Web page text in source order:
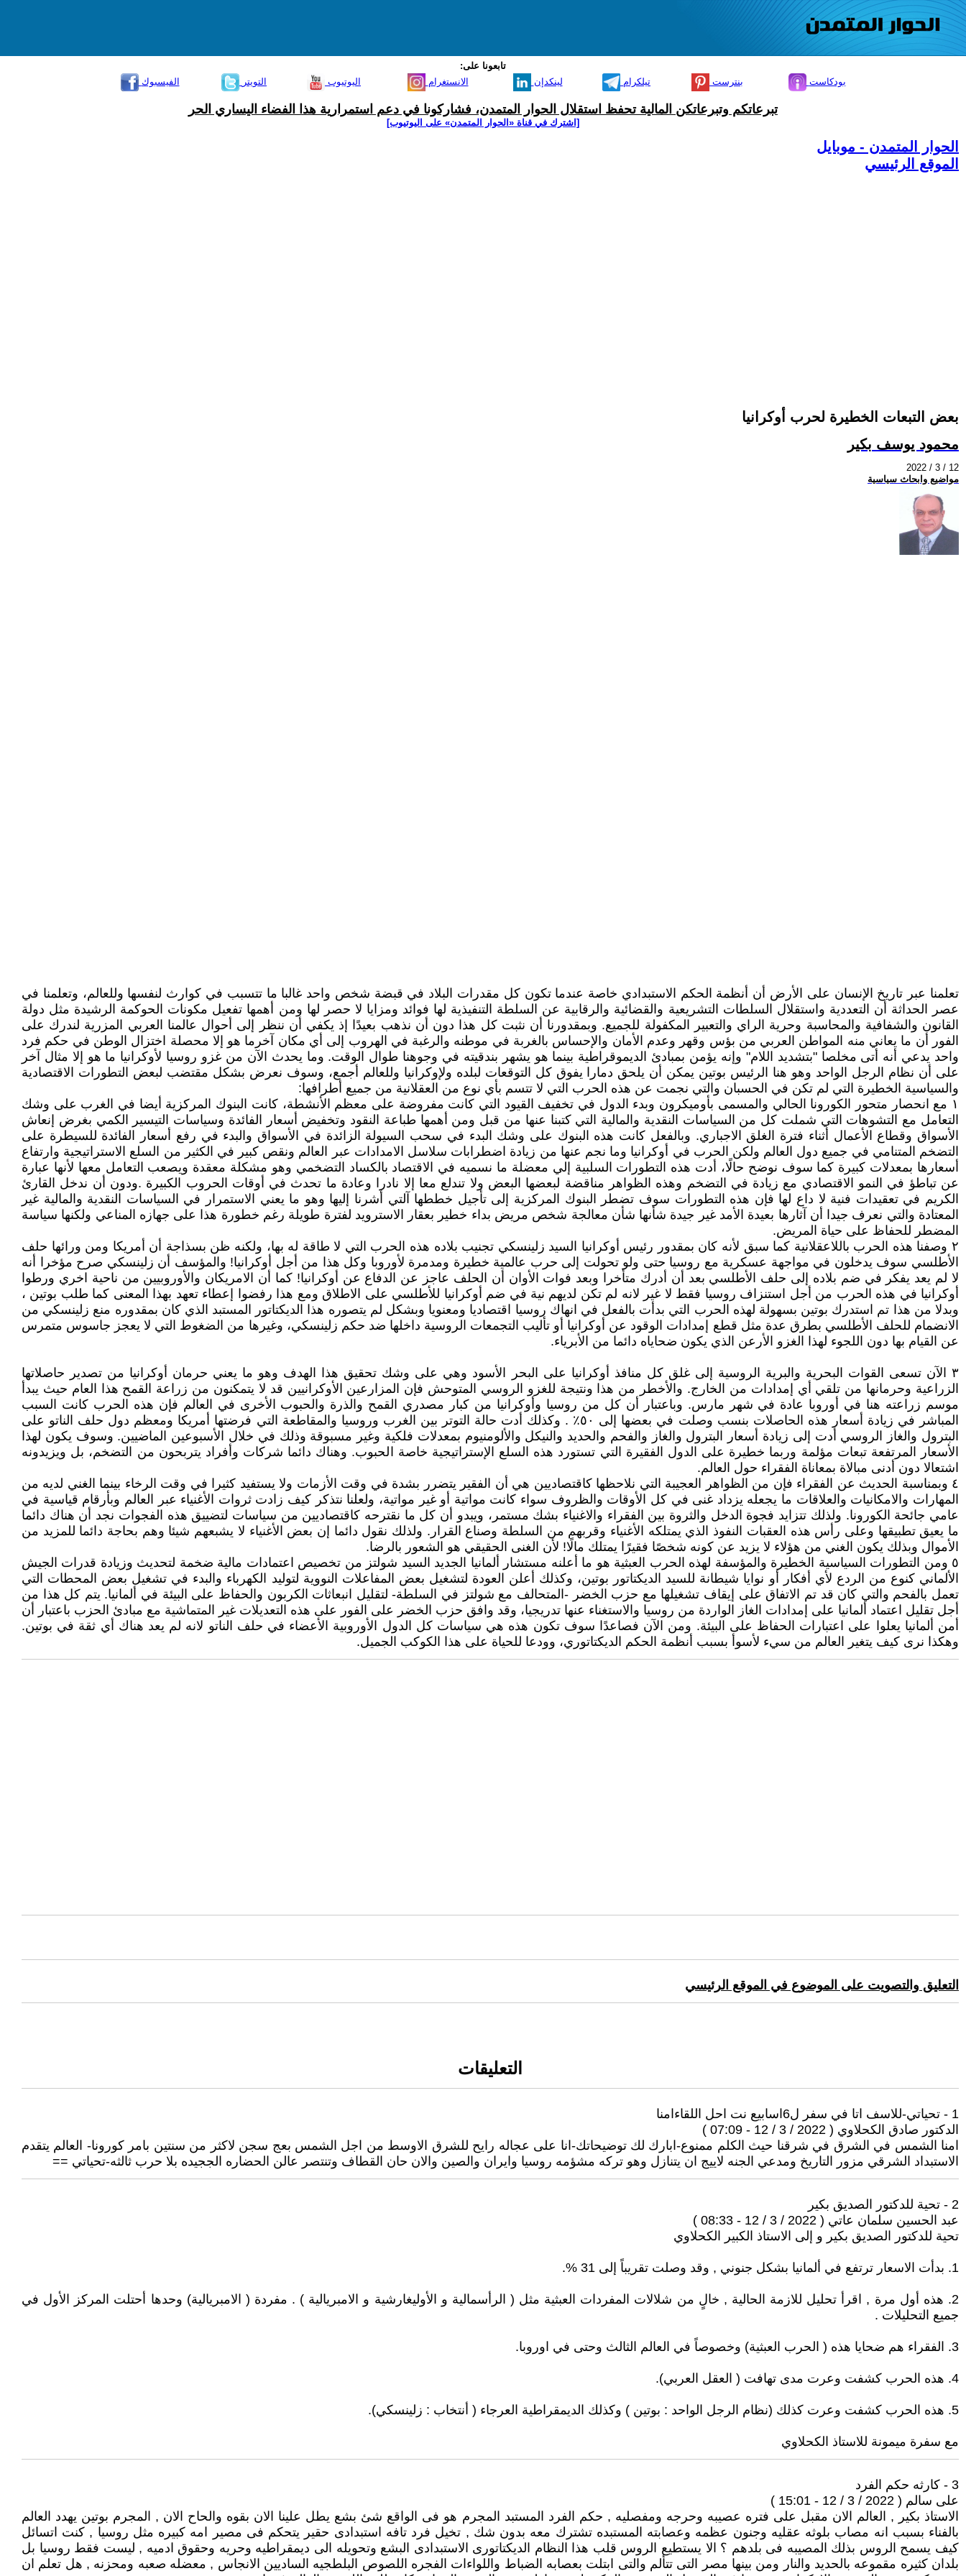
تابعونا على:
الفيسبوك
التويتر اليوتيوب الانستغرام لينكدإن تيلكرام بنترست بودكاست
تبرعاتكم وتبرعاتكن المالية تحفظ استقلال الحوار المتمدن، فشاركونا في دعم استمرارية هذا الفضاء اليساري الحر
[اشترك في قناة ‫«الحوار المتمدن» على اليوتيوب]
الحوار المتمدن - موبايل
الموقع الرئيسي
بعض التبعات الخطيرة لحرب أوكرانيا
محمود يوسف بكير
2022 / 3 / 12
مواضيع وابحاث سياسية
تعلمنا عبر تاريخ الإنسان على الأرض أن أنظمة الحكم الاستبدادي خاصة عندما تكون كل مقدرات البلاد في قبضة شخص واحد غالبا ما تتسبب في كوارث لنفسها وللعالم، وتعلمنا في
عصر الحداثة أن التعددية واستقلال السلطات التشريعية والقضائية والرقابية عن السلطة التنفيذية لها فوائد ومزايا لا حصر لها ومن أهمها تفعيل مكونات الحوكمة الرشيدة مثل دولة
القانون والشفافية والمحاسبة وحرية الراي والتعبير المكفولة للجميع. وبمقدورنا أن نثبت كل هذا دون أن نذهب بعيدًا إذ يكفي أن ننظر إلى أحوال عالمنا العربي المزرية لندرك على
الفور أن ما يعاني منه المواطن العربي من بؤس وقهر وعدم الأمان والإحساس بالغربة في موطنه والرغبة في الهروب إلى أي مكان آخرما هو إلا محصلة اختزال الوطن في حكم فرد
واحد يدعي أنه أتى مخلصا "بتشديد اللام" وإنه يؤمن بمبادئ الديموقراطية بينما هو يشهر بندقيته في وجوهنا طوال الوقت. وما يحدث الآن من غزو روسيا لأوكرانيا ما هو إلا مثال آخر
على أن نظام الرجل الواحد وهو هنا الرئيس بوتين يمكن أن يلحق دمارا يفوق كل التوقعات لبلده ولإوكرانيا وللعالم أجمع، وسوف نعرض بشكل مقتضب لبعض التطورات الاقتصادية
والسياسية الخطيرة التي لم تكن في الحسبان والتي نجمت عن هذه الحرب التي لا تتسم بأي نوع من العقلانية من جميع أطرافها:
١ مع انحصار متحور الكورونا الحالي والمسمى بأوميكرون وبدء الدول في تخفيف القيود التي كانت مفروضة على معظم الأنشطة، كانت البنوك المركزية أيضا في الغرب على وشك
التعامل مع التشوهات التي شملت كل من السياسات النقدية والمالية التي كتبنا عنها من قبل ومن أهمها طباعة النقود وتخفيض أسعار الفائدة وسياسات التيسير الكمي بغرض إنعاش
الأسواق وقطاع الأعمال أثناء فترة الغلق الاجباري. وبالفعل كانت هذه البنوك على وشك البدء في سحب السيولة الزائدة في الأسواق والبدء في رفع أسعار الفائدة للسيطرة على
التضخم المتنامي في جميع دول العالم ولكن الحرب في أوكرانيا وما نجم عنها من زيادة اضطرابات سلاسل الامدادات عبر العالم ونقص كبير في الكثير من السلع الاستراتيجية وارتفاع
أسعارها بمعدلات كبيرة كما سوف نوضح حالًا، أدت هذه التطورات السلبية إلي معضلة ما نسميه في الاقتصاد بالكساد التضخمي وهو مشكلة معقدة ويصعب التعامل معها لأنها عبارة
عن تباطؤ في النمو الاقتصادي مع زيادة في التضخم وهذه الظواهر مناقضة لبعضها البعض ولا تندلع معا إلا نادرا وعادة ما تحدث في أوقات الحروب الكبيرة .ودون أن ندخل القارئ
الكريم في تعقيدات فنية لا داع لها فإن هذه التطورات سوف تضطر البنوك المركزية إلى تأجيل خططها آلتي أشرنا إليها وهو ما يعني الاستمرار في السياسات النقدية والمالية غير
المعتادة والتي نعرف جيدا أن آثارها بعيدة الأمد غير جيدة شأنها شأن معالجة شخص مريض بداء خطير بعقار الاسترويد لفترة طويلة رغم خطورة هذا على جهازه المناعي ولكنها سياسة
المضطر للحفاظ على حياة المريض.
٢ وصفنا هذه الحرب باللاعقلانية كما سبق لأنه كان بمقدور رئيس أوكرانيا السيد زلينسكي تجنيب بلاده هذه الحرب التي لا طاقة له بها، ولكنه ظن بسذاجة أن أمريكا ومن ورائها حلف
الأطلسي سوف يدخلون في مواجهة عسكرية مع روسيا حتى ولو تحولت إلى حرب عالمية خطيرة ومدمرة لأوروبا وكل هذا من أجل أوكرانيا! والمؤسف أن زلينسكي صرح مؤخرا أنه
لا لم يعد يفكر في ضم بلاده إلى حلف الأطلسي بعد أن أدرك متأخرا وبعد فوات الأوان أن الحلف عاجز عن الدفاع عن أوكرانيا! كما أن الامريكان والأوروبيين من ناحية اخري ورطوا
أوكرانيا في هذه الحرب من أجل استنزاف روسيا فقط لا غير لانه لم تكن لديهم نية في ضم أوكرانيا للأطلسي على الاطلاق ومع هذا رفضوا إعطاء تعهد بهذا المعنى كما طلب بوتين ،
وبدلا من هذا تم استدرك بوتين بسهولة لهذه الحرب التي بدأت بالفعل في انهاك روسيا اقتصاديا ومعنويا وبشكل لم يتصوره هذا الديكتاتور المستبد الذي كان بمقدوره منع زلينسكي من
الانضمام للحلف الأطلسي بطرق عدة مثل قطع إمدادات الوقود عن أوكرانيا أو تأليب التجمعات الروسية داخلها ضد حكم زلينسكي، وغيرها من الضغوط التي لا يعجز جاسوس متمرس
عن القيام بها دون اللجوء لهذا الغزو الأرعن الذي يكون ضحاياه دائما من الأبرياء.
٣ الآن تسعى القوات البحرية والبرية الروسية إلى غلق كل منافذ أوكرانيا على البحر الأسود وهي على وشك تحقيق هذا الهدف وهو ما يعني حرمان أوكرانيا من تصدير حاصلاتها
الزراعية وحرمانها من تلقي أي إمدادات من الخارج. والأخطر من هذا ونتيجة للغزو الروسي المتوحش فإن المزارعين الأوكرانيين قد لا يتمكنون من زراعة القمح هذا العام حيث يبدأ
موسم زراعته هنا في أوروبا عادة في شهر مارس. وباعتبار أن كل من روسيا وأوكرانيا من كبار مصدري القمح والذرة والحبوب الأخرى في العالم فإن هذه الحرب كانت السبب
المباشر في زيادة أسعار هذه الحاصلات بنسب وصلت في بعضها إلى ٥٠٪؜ . وكذلك أدت حالة التوتر بين الغرب وروسيا والمقاطعة التي فرضتها أمريكا ومعظم دول حلف الناتو على
البترول والغاز الروسي أدت إلى زيادة أسعار البترول والغاز والفحم والحديد والنيكل والألومنيوم بمعدلات فلكية وغير مسبوقة وذلك في خلال الأسبوعين الماضيين. وسوف يكون لهذا
الأسعار المرتفعة تبعات مؤلمة وربما خطيرة على الدول الفقيرة التي تستورد هذه السلع الإستراتيجية خاصة الحبوب. وهناك دائما شركات وأفراد يتربحون من التضخم، بل ويزيدونه
اشتعالا دون أدنى مبالاة بمعاناة الفقراء حول العالم.
٤ وبمناسبة الحديث عن الفقراء فإن من الظواهر العجيبة التي نلاحظها كاقتصاديين هي أن الفقير يتضرر بشدة في وقت الأزمات ولا يستفيد كثيرا في وقت الرخاء بينما الغني لديه من
المهارات والامكانيات والعلاقات ما يجعله يزداد غنى في كل الأوقات والظروف سواء كانت مواتية أو غير مواتية، ولعلنا نتذكر كيف زادت ثروات الأغنياء عبر العالم وبأرقام قياسية في
عامي جائحة الكورونا. ولذلك تتزايد فجوة الدخل والثروة بين الفقراء والاغنياء بشك مستمر، ويبدو أن كل ما نقترحه كاقتصاديين من سياسات لتضييق هذه الفجوات نجد أن هناك دائما
ما يعيق تطبيقها وعلى رأس هذه العقبات النفوذ الذي يمتلكه الأغنياء وقربهم من السلطة وصناع القرار. ولذلك نقول دائما إن بعض الأغنياء لا يشبعهم شيئا وهم بحاجة دائما للمزيد من
الأموال وبذلك يكون الغني من هؤلاء لا يزيد عن كونه شخصًا فقيرًا يمتلك مالًا! لأن الغنى الحقيقي هو الشعور بالرضا.
٥ ومن التطورات السياسية الخطيرة والمؤسفة لهذه الحرب العبثية هو ما أعلنه مستشار ألمانيا الجديد السيد شولتز من تخصيص اعتمادات مالية ضخمة لتحديث وزيادة قدرات الجيش
الألماني كنوع من الردع لأي أفكار أو نوايا شيطانة للسيد الديكتاتور بوتين، وكذلك أعلن العودة لتشغيل بعض المفاعلات النووية لتوليد الكهرباء والبدء في تشغيل بعض المحطات التي
تعمل بالفحم والتي كان قد تم الاتفاق على إيقاف تشغيلها مع حزب الخضر -المتحالف مع شولتز في السلطة- لتقليل انبعاثات الكربون والحفاظ على البيئة في ألمانيا. يتم كل هذا من
أجل تقليل اعتماد ألمانيا على إمدادات الغاز الواردة من روسيا والاستغناء عنها تدريجيا، وقد وافق حزب الخضر على الفور على هذه التعديلات غير المتماشية مع مبادئ الحزب باعتبار أن
أمن ألمانيا يعلوا على اعتبارات الحفاظ على البيئة. ومن الآن فصاعدًا سوف تكون هذه هي سياسات كل الدول الأوروبية الأعضاء في حلف الناتو لانه لم يعد هناك أي ثقة في بوتين.
وهكذا نرى كيف يتغير العالم من سيء لأسوأ بسبب أنظمة الحكم الديكتاتوري، وودعا للحياة على هذا الكوكب الجميل.
التعليق والتصويت على الموضوع في الموقع الرئيسي
التعليقات
1 - تحياتي-للاسف اتا في سفر ل6اسابيع نت احل اللقاءامنا
الدكتور صادق الكحلاوي ( 2022 / 3 / 12 - 07:09 )
امنا الشمس في الشرق في شرقنا حيث الكلم ممنوع-ابارك لك توضيحاتك-انا على عجاله رايح للشرق الاوسط من اجل الشمس بعج سجن لاكثر من سنتين بامر كورونا- العالم يتقدم
الاستبداد الشرقي مزور التاريخ ومدعي الجنه لاييج ان يتنازل وهو تركه مشؤمه روسيا وايران والصين والان حان القطاف وتنتصر عالن الحضاره الججيده بلا حرب ثالثه-تحياتي ==
2 - تحية للدكتور الصديق بكير
عبد الحسين سلمان عاتي ( 2022 / 3 / 12 - 08:33 )
تحية للدكتور الصديق بكير و إلى الاستاذ الكبير الكحلاوي
1. بدأت الاسعار ترتفع في ألمانيا بشكل جنوني , وقد وصلت تقريباً إلى 31 %.
2. هذه أول مرة , اقرأ تحليل للازمة الحالية , خالٍ من شلالات المفردات العبثية مثل ( الرأسمالية و الأوليغارشية و الامبريالية ) . مفردة ( الامبريالية) وحدها أحتلت المركز الأول في
جميع التحليلات .
3. الفقراء هم ضحايا هذه ( الحرب العبثية) وخصوصاً في العالم الثالث وحتى في اوروبا.
4. هذه الحرب كشفت وعرت مدى تهافت ( العقل العربي).
5. هذه الحرب كشفت وعرت كذلك (نظام الرجل الواحد : بوتين ) وكذلك الديمقراطية العرجاء ( أنتخاب : زلينسكي).
مع سفرة ميمونة للاستاذ الكحلاوي
3 - كارثه حكم الفرد
على سالم ( 2022 / 3 / 12 - 15:01 )
الاستاذ بكير , العالم الان مقبل على فتره عصيبه وحرجه ومفصليه , حكم الفرد المستبد المجرم هو فى الواقع شئ بشع يطل علينا الان بقوه والحاح الان , المجرم بوتين يهدد العالم
بالفناء بسبب انه مصاب بلوثه عقليه وجنون عظمه وعصابته المستبده تشترك معه بدون شك , تخيل فرد تافه استبدادى حقير يتحكم فى مصير امه كبيره مثل روسيا , كنت اتسائل
كيف يسمح الروس بذلك المصيبه فى بلدهم ؟ الا يستطيع الروس قلب هذا النظام الديكتاتورى الاستبدادى البشع وتحويله الى ديمقراطيه وحريه وحقوق ادميه , ليست فقط روسيا بل
بلدان كثيره مقموعه بالحديد والنار ومن بينها مصر التى تتألم والتى ابتلت بعصابه الضباط واللواءات الفجره اللصوص البلطجيه الساديين الانجاس , معضله صعبه ومحزنه , هل تعلم ان